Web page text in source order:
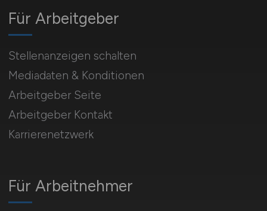
Für Arbeitnehmer
Für Arbeitgeber
Stellenanzeigen schalten
Mediadaten & Konditionen
Arbeitgeber Seite
Arbeitgeber Kontakt
Karrierenetzwerk